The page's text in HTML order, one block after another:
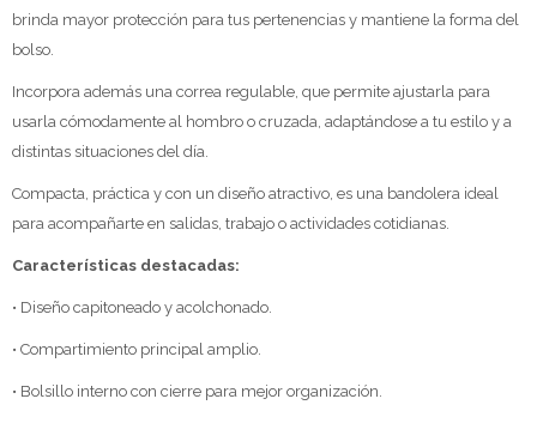
brinda mayor protección para tus pertenencias y mantiene la forma del
bolso.
Incorpora además una correa regulable, que permite ajustarla para
usarla cómodamente al hombro o cruzada, adaptándose a tu estilo y a
distintas situaciones del día.
Compacta, práctica y con un diseño atractivo, es una bandolera ideal
para acompañarte en salidas, trabajo o actividades cotidianas.
Características destacadas:
• Diseño capitoneado y acolchonado.
• Compartimiento principal amplio.
• Bolsillo interno con cierre para mejor organización.